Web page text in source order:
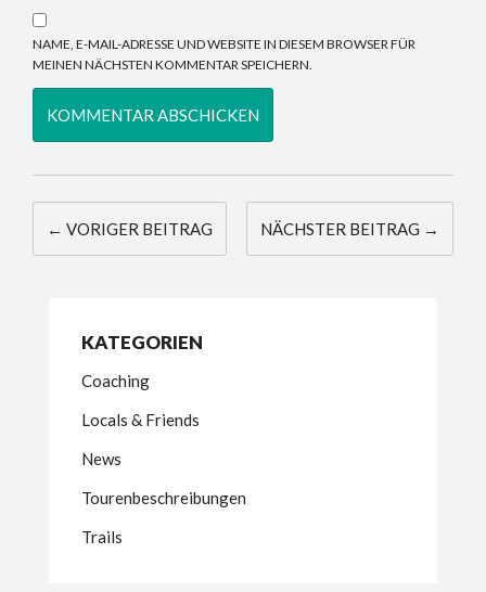
NAME, E-MAIL-ADRESSE UND WEBSITE IN DIESEM BROWSER FÜR
MEINEN NÄCHSTEN KOMMENTAR SPEICHERN.
← VORIGER BEITRAG NÄCHSTER BEITRAG →
KATEGORIEN
Coaching
Locals & Friends
News
Tourenbeschreibungen
Trails